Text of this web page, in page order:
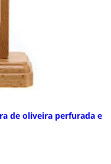
de oliveira perfurada e